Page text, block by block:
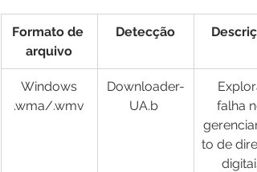
​Formato de
arquivo
Detecção
Windows
.wma/.wmv​
​Downloader-
falha
to de
digitais